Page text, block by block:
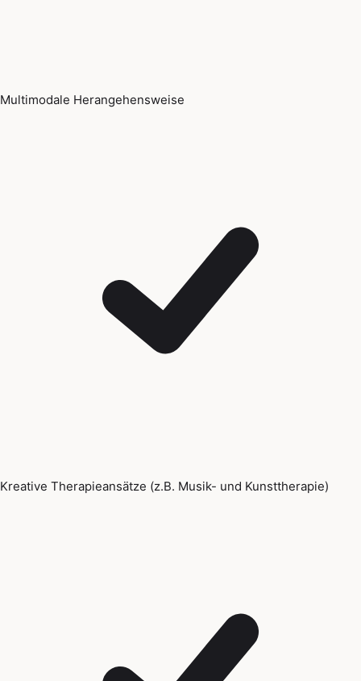
Multimodale Herangehensweise
Kreative Therapieansätze (z.B. Musik- und Kunsttherapie)